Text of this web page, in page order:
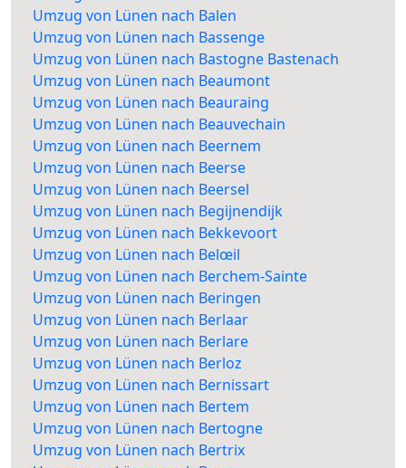
Umzug von Lünen nach Balen
Umzug von Lünen nach Bassenge
Umzug von Lünen nach Bastogne Bastenach
Umzug von Lünen nach Beaumont
Umzug von Lünen nach Beauraing
Umzug von Lünen nach Beauvechain
Umzug von Lünen nach Beernem
Umzug von Lünen nach Beerse
Umzug von Lünen nach Beersel
Umzug von Lünen nach Begijnendijk
Umzug von Lünen nach Bekkevoort
Umzug von Lünen nach Belœil
Umzug von Lünen nach Berchem-Sainte
Umzug von Lünen nach Beringen
Umzug von Lünen nach Berlaar
Umzug von Lünen nach Berlare
Umzug von Lünen nach Berloz
Umzug von Lünen nach Bernissart
Umzug von Lünen nach Bertem
Umzug von Lünen nach Bertogne
Umzug von Lünen nach Bertrix